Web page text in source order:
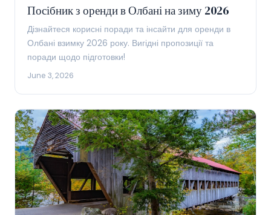
Посібник з оренди в Олбані на зиму 2026
Дізнайтеся корисні поради та інсайти для оренди в
Олбані взимку 2026 року. Вигідні пропозиції та
поради щодо підготовки!
June 3, 2026